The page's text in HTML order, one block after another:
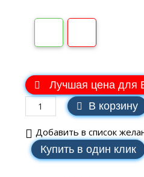
Лучшая цена для
В корзину
Добавить в список
Купить в один клик